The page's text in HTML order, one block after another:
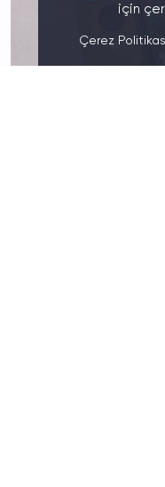
için
Çerez